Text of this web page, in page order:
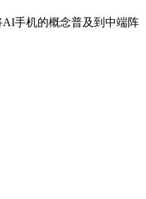
手机的概念普及到中端阵